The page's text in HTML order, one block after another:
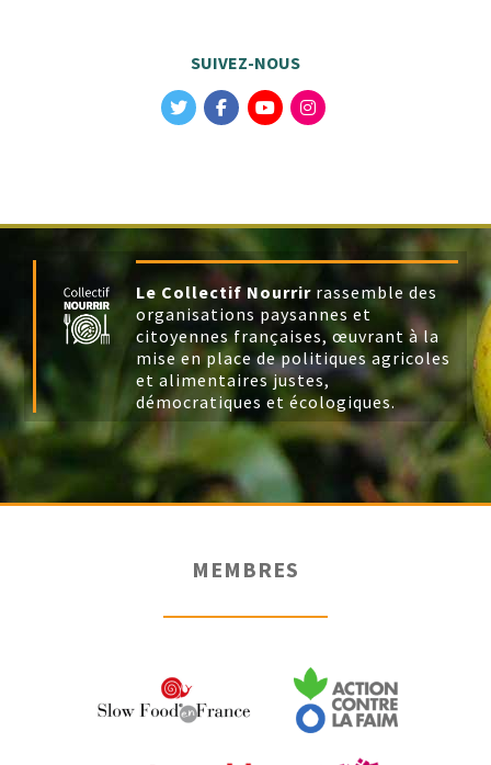
SUIVEZ-NOUS
Le Collectif Nourrir rassemble des
organisations paysannes et
citoyennes françaises, œuvrant à la
mise en place de politiques agricoles
et alimentaires justes,
démocratiques et écologiques.
MEMBRES